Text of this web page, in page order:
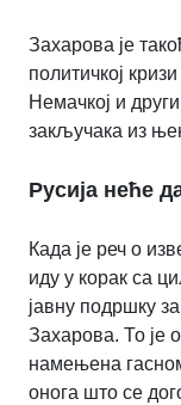
Захарова је
политичкој
Немачкој и
закључака из
Русија неће
Када је реч о
иду у корак са
јавну подршку
Захарова. То је
намењена
онога што се